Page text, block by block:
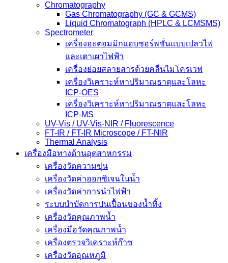
Chromatography
Gas Chromatography (GC & GCMS)
Liquid Chromatograph (HPLC & LCMSMS)
Spectrometer
เครื่องอะตอมมิกแอบซอร์พชั่นแบบเปลวไฟ
และเตาเผาไฟฟ้า
เครื่องย่อยสลายสารด้วยคลื่นไมโครเวฟ
เครื่องวิเคราะห์หาปริมาณธาตุและโลหะ
ICP-OES
เครื่องวิเคราะห์หาปริมาณธาตุและโลหะ
ICP-MS
UV-Vis / UV-Vis-NIR / Fluorescence
FT-IR / FT-IR Microscope / FT-NIR
Thermal Analysis
เครื่องมือทางด้านอุตสาหกรรม
เครื่องวัดความขุ่น
เครื่องวัดค่าออกซิเจนในน้ำ
เครื่องวัดค่าการนำไฟฟ้า
ระบบบำบัดการปนเปื้อนของน้ำทิ้ง
เครื่องวัดคุณภาพน้ำ
เครื่องมือวัดคุณภาพน้ำ
เครื่องตรวจวิเคราะห์ก๊าซ
เครื่องวัดอุณหภูมิ